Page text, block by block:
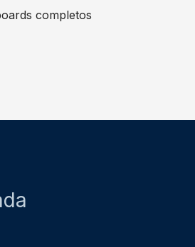
completos